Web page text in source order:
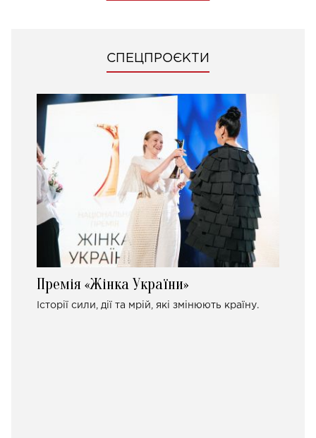
СПЕЦПРОЄКТИ
Премія «Жінка України»
Історії сили, дії та мрій, які змінюють країну.